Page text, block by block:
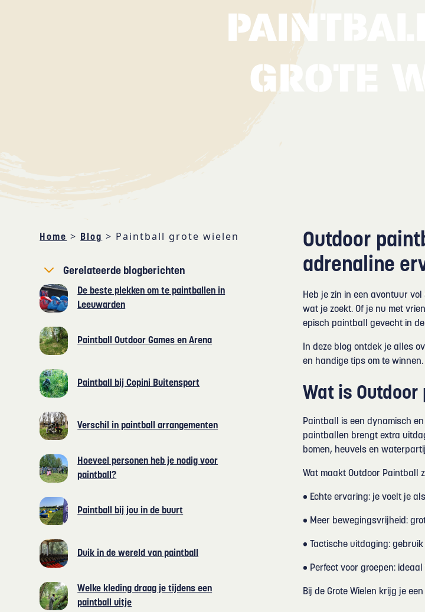
GROTE
Home > Blog > Paintball grote wielen
Gerelateerde blogberichten
De beste plekken om te paintballen in
Leeuwarden
Paintball Outdoor Games en Arena
Paintball bij Copini Buitensport
Verschil in paintball arrangementen
Hoeveel personen heb je nodig voor
paintball?
Paintball bij jou in de buurt
Duik in de wereld van paintball
Welke kleding draag je tijdens een
paintball uitje
Outdoor
adrenaline
Heb je zin in een avontuur
wat je zoekt. Of je nu met
episch paintball gevecht in
In deze blog ontdek je alles
en handige tips om te
Wat is
Paintball is een dynamisch
paintballen brengt extra
bomen, heuvels en
Wat maakt Outdoor Paintball
• Echte ervaring: je voelt je
• Meer bewegingsvrijheid:
• Tactische uitdaging:
• Perfect voor groepen:
Bij de Grote Wielen krijg je